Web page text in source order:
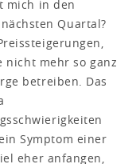
mich in den
Quartal?
nicht mehr so ganz
betreiben. Das
Symptom einer
eher anfangen,